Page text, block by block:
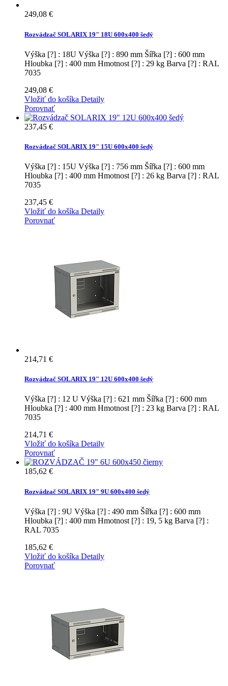
249,08 €
Rozvádzač SOLARIX 19" 18U 600x400 šedý
Výška [?] : 18U Výška [?] : 890 mm Šířka [?] : 600 mm
Hloubka [?] : 400 mm Hmotnost [?] : 29 kg Barva [?] : RAL
7035
249,08 €
Vložiť do košíka Detaily
Porovnať
237,45 €
Rozvádzač SOLARIX 19" 15U 600x400 šedý
Výška [?] : 15U Výška [?] : 756 mm Šířka [?] : 600 mm
Hloubka [?] : 400 mm Hmotnost [?] : 26 kg Barva [?] : RAL
7035
237,45 €
Vložiť do košíka Detaily
Porovnať
214,71 €
Rozvádzač SOLARIX 19" 12U 600x400 šedý
Výška [?] : 12 U Výška [?] : 621 mm Šířka [?] : 600 mm
Hloubka [?] : 400 mm Hmotnost [?] : 23 kg Barva [?] : RAL
7035
214,71 €
Vložiť do košíka Detaily
Porovnať
185,62 €
Rozvádzač SOLARIX 19" 9U 600x400 šedý
Výška [?] : 9U Výška [?] : 490 mm Šířka [?] : 600 mm
Hloubka [?] : 400 mm Hmotnost [?] : 19, 5 kg Barva [?] :
RAL 7035
185,62 €
Vložiť do košíka Detaily
Porovnať